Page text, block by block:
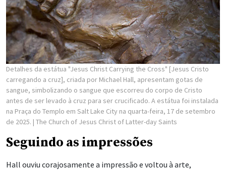
Detalhes da estátua "Jesus Christ Carrying the Cross" [Jesus Cristo
carregando a cruz], criada por Michael Hall, apresentam gotas de
sangue, simbolizando o sangue que escorreu do corpo de Cristo
antes de ser levado à cruz para ser crucificado. A estátua foi instalada
na Praça do Templo em Salt Lake City na quarta-feira, 17 de setembro
de 2025. | The Church of Jesus Christ of Latter-day Saints
Seguindo as impressões
Hall ouviu corajosamente a impressão e voltou à arte,